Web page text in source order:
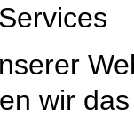
wir